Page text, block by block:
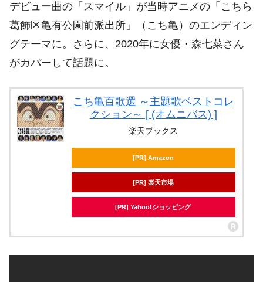
デビュー曲の「スマイル」が当時アニメの「こちら
葛飾区亀有公園前派出所」（こち亀）のエンディン
グテーマに。さらに、2020年に女優・森七菜さん
がカバーして話題に。
こち亀百歌選 ～主題歌ベストコレ
クション～ [ (オムニバス) ]
楽天ブックス
[PR] Amazon
[PR] 楽天市場
[PR] Yahoo!ショッピング